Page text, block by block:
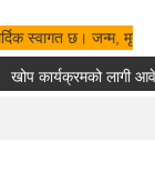
स्वागत छ। जन्म,
खोप कार्यक्रमको लागी